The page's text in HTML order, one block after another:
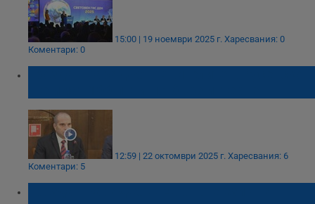
15:00 | 19 ноември 2025 г. Харесвания: 0
Коментари: 0
12:59 | 22 октомври 2025 г. Харесвания: 6
Коментари: 5